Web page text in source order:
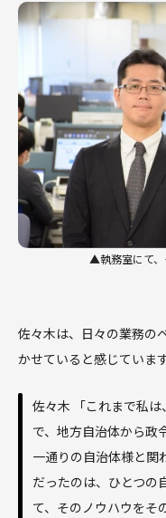
▲執務室にて、
佐々木は、日々の業務の
かせていると感じています
佐々木 「これまで私
で、地方自治体から政
一通りの自治体様と関
だったのは、ひとつの
て、そのノウハウをそ